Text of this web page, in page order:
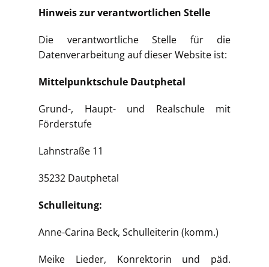
Hinweis zur verantwortlichen Stelle
Die verantwortliche Stelle für die
Datenverarbeitung auf dieser Website ist:
Mittelpunktschule Dautphetal
Grund-, Haupt- und Realschule mit
Förderstufe
Lahnstraße 11
35232 Dautphetal
Schulleitung:
Anne-Carina Beck, Schulleiterin (komm.)
Meike Lieder, Konrektorin und päd.